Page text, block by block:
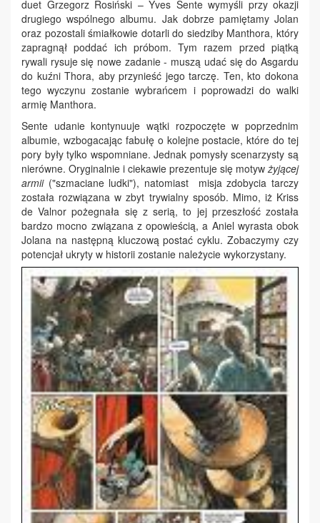
duet Grzegorz Rosiński – Yves Sente wymyśli przy okazji
drugiego wspólnego albumu. Jak dobrze pamiętamy Jolan
oraz pozostali śmiałkowie dotarli do siedziby Manthora, który
zapragnął poddać ich próbom. Tym razem przed piątką
rywali rysuje się nowe zadanie - muszą udać się do Asgardu
do kuźni Thora, aby przynieść jego tarczę. Ten, kto dokona
tego wyczynu zostanie wybrańcem i poprowadzi do walki
armię Manthora.
Sente udanie kontynuuje wątki rozpoczęte w poprzednim
albumie, wzbogacając fabułę o kolejne postacie, które do tej
pory były tylko wspomniane. Jednak pomysły scenarzysty są
nierówne. Oryginalnie i ciekawie prezentuje się motywżyjącej
armii("szmaciane ludki"), natomiast misja zdobycia tarczy
została rozwiązana w zbyt trywialny sposób. Mimo, iż Kriss
de Valnor pożegnała się z serią, to jej przeszłość została
bardzo mocno związana z opowieścią, a Aniel wyrasta obok
Jolana na następną kluczową postać cyklu. Zobaczymy czy
potencjał ukryty w historii zostanie należycie wykorzystany.